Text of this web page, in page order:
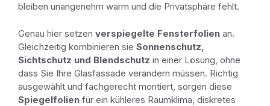
bleiben unangenehm warm und die Privatsphäre fehlt.
Genau hier setzen verspiegelte Fensterfolien an.
Gleichzeitig kombinieren sie Sonnenschutz,
Sichtschutz und Blendschutz in einer Lösung, ohne
dass Sie Ihre Glasfassade verändern müssen. Richtig
ausgewählt und fachgerecht montiert, sorgen diese
Spiegelfolien für ein kühleres Raumklima, diskretes